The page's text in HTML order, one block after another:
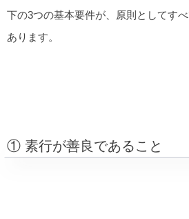
下の3つの基本要件が、原則としてす
あります。
① 素行が善良であること